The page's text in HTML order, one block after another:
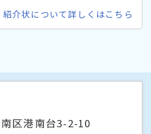
紹介状について詳しくはこちら
区港南台3-2-10